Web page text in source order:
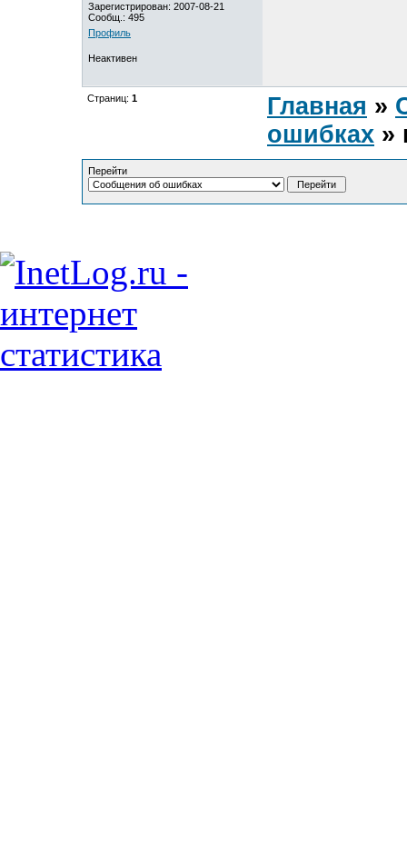
Зарегистрирован: 2007-08-21
Сообщ.: 495
Профиль
Неактивен
Страниц: 1 Главная »
ошибках »
Перейти